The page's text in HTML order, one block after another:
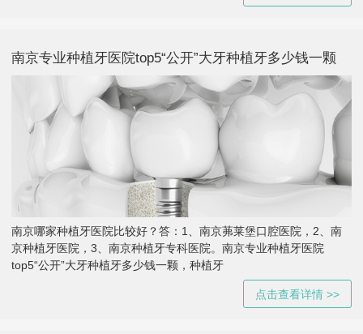
南京专业种植牙医院top5“公开”大牙种植牙多少钱一颗
南京哪家种植牙医院比较好？答：1、南京茀莱堡口腔医院，2、南
京种植牙医院，3、南京种植牙专科医院。南京专业种植牙医院
top5“公开”大牙种植牙多少钱一颗，种植牙
点击查看详情 >>